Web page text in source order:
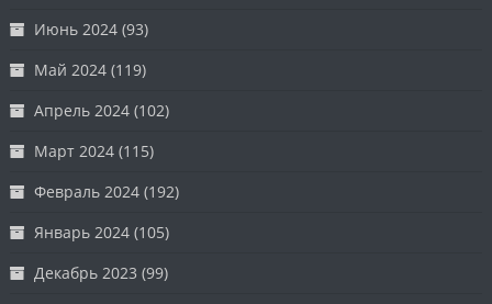
Июнь 2024 (93)
Май 2024 (119)
Апрель 2024 (102)
Март 2024 (115)
Февраль 2024 (192)
Январь 2024 (105)
Декабрь 2023 (99)